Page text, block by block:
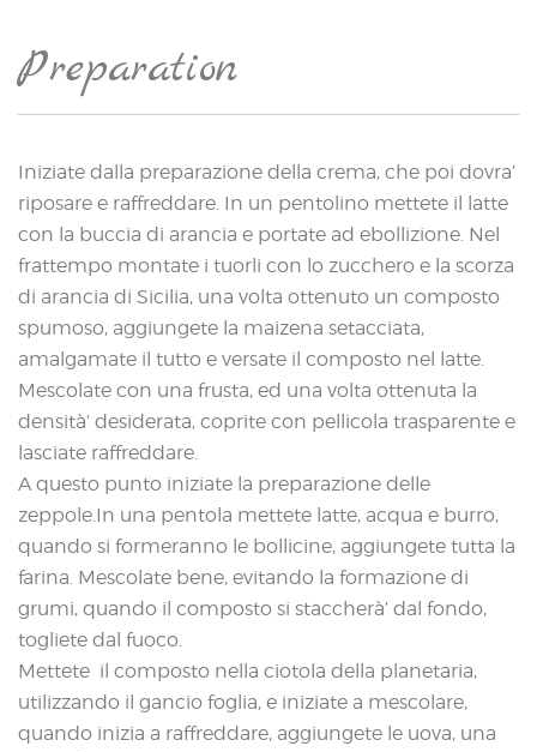
Preparation
Iniziate dalla preparazione della crema, che poi dovra’
riposare e raffreddare. In un pentolino mettete il latte
con la buccia di arancia e portate ad ebollizione. Nel
frattempo montate i tuorli con lo zucchero e la scorza
di arancia di Sicilia, una volta ottenuto un composto
spumoso, aggiungete la maizena setacciata,
amalgamate il tutto e versate il composto nel latte.
Mescolate con una frusta, ed una volta ottenuta la
densità’ desiderata, coprite con pellicola trasparente e
lasciate raffreddare.
A questo punto iniziate la preparazione delle
zeppole.In una pentola mettete latte, acqua e burro,
quando si formeranno le bollicine, aggiungete tutta la
farina. Mescolate bene, evitando la formazione di
grumi, quando il composto si staccherà’ dal fondo,
togliete dal fuoco.
Mettete il composto nella ciotola della planetaria,
utilizzando il gancio foglia, e iniziate a mescolare,
quando inizia a raffreddare, aggiungete le uova, una